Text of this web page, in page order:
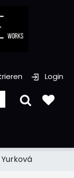
Login